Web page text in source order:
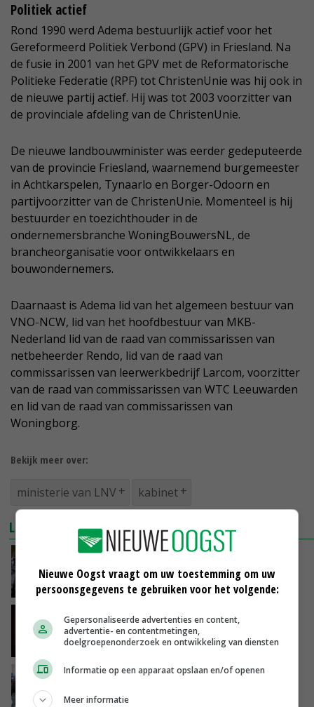
Politiek actief
Rond 1990 werd Adema bestuurlijk actief voor het
Gereformeerd Politiek Verbond (GPV) in Friesland. Na
de fusie in 2001 van het GPV met de Reformatorische
Politieke Federatie (RPF) tot ChristenUnie was hij ook in
de nieuwe partij actief. Hij was tot 2003 voorzitter van
de provinciale afdeling van de ChristenUnie.
De nieuwe landbouwminister was eerder gedeputeerde
van de provincie Friesland, waarnemend burgemeester
in Achtkarspelen, Tynaarlo en Borger-Odoorn en
partijvoorzitter van de ChristenUnie. Momenteel is hij
bestuurder en toezichthouder in de
ondernemersbranche WoningBouwersNL, de
brancheorganisatie voor ontwikkelaars en
bouwondernemers.
Daarnaast is Adema lid van het algemeen bestuur van
VNO-NCW, lid van het hoofdbestuur van MKB-
Nederland lid van de raad van commissarissen van
netbeheerder Rendo, lid van de raad van
commissarissen van leerwerkbedrijf Larcom, voorzitter
van de raad van commissarissen van WTC Leeuwarden
en lid van de raad van commissarissen van
Woningborg.
Bekijk meer over:
ministerie van LNV kabinet
LEES OOK
Adema: 'Stikstofaanpak is zaak hele
samenleving'
03-10-2022
Piet Adema nieuwe minister van LNV
03-10-2022
ChristenUnie maakt maandag nieuwe
Nieuwe Oogst vraagt om uw toestemming om uw
persoonsgegevens te gebruiken voor het volgende:
Gepersonaliseerde advertenties en content,
advertentie- en contentmetingen,
doelgroepenonderzoek en ontwikkeling van diensten
Informatie op een apparaat opslaan en/of openen
Meer informatie